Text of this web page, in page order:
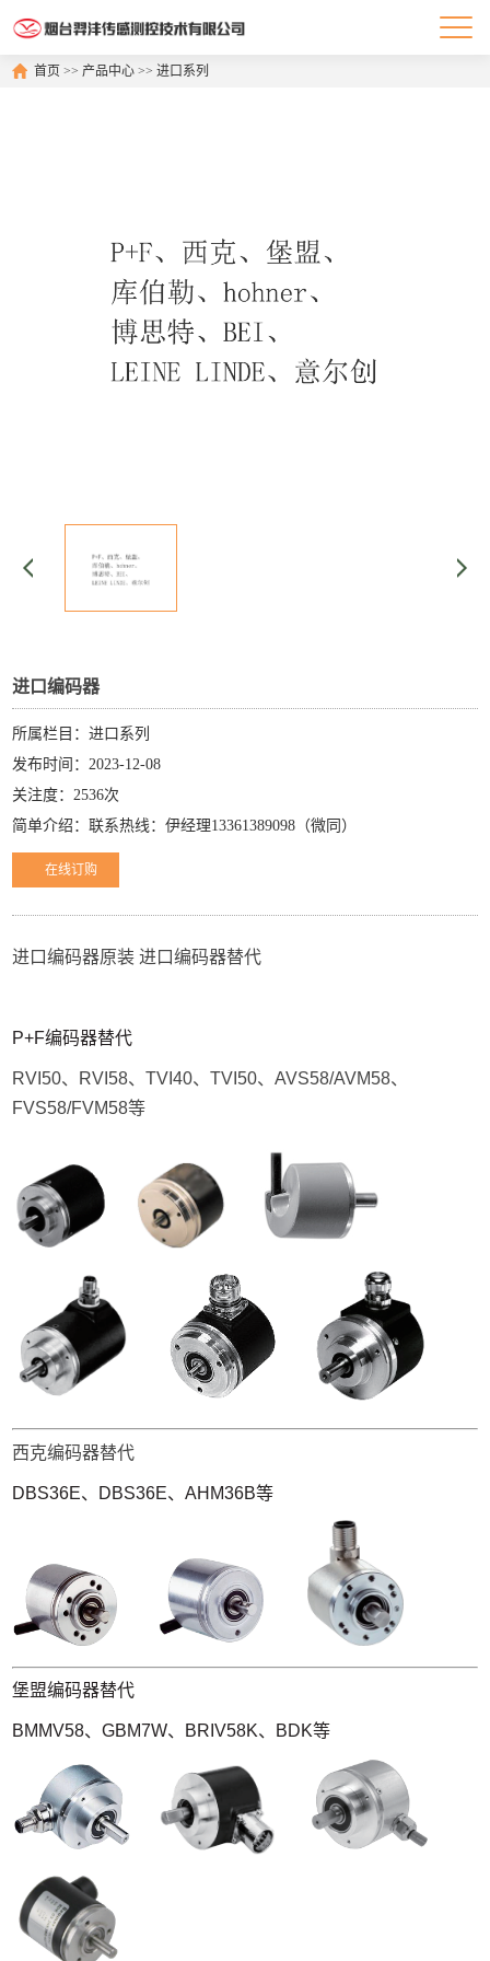
首页 >>产品中心 >>进口系列
进口编码器
所属栏目：进口系列
发布时间：2023-12-08
关注度：2536次
简单介绍：联系热线：伊经理13361389098（微同）
在线订购
进口编码器原装 进口编码器替代
P+F编码器替代
RVI50、RVI58、TVI40、TVI50、AVS58/AVM58、
FVS58/FVM58等
西克编码器替代
DBS36E、 DBS36E、AHM36B等
堡盟编码器替代
BMMV58、GBM7W、BRIV58K、BDK等